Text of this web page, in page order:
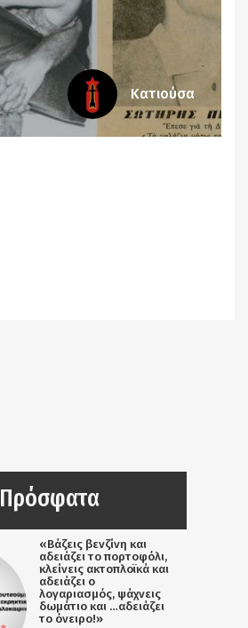
Κατιούσα
Πρόσφατα
«Βάζεις βενζίνη και
αδειάζει το πορτοφόλι,
κλείνεις ακτοπλοϊκά και
αδειάζει ο
λογαριασμός, ψάχνεις
δωμάτιο και …αδειάζει
το όνειρο!»